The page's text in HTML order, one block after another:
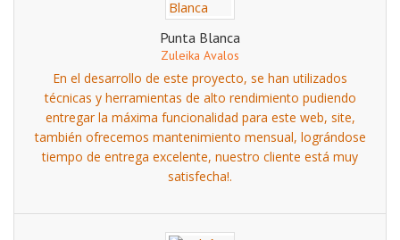
Punta Blanca
Zuleika Avalos
En el desarrollo de este proyecto, se han utilizados
técnicas y herramientas de alto rendimiento pudiendo
entregar la máxima funcionalidad para este web, site,
también ofrecemos mantenimiento mensual, lográndose
tiempo de entrega excelente, nuestro cliente está muy
satisfecha!.